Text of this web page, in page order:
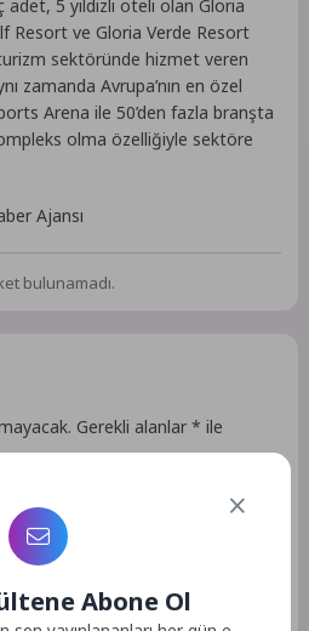
adet, 5 yıldızlı oteli olan Gloria
Resort ve Gloria Verde Resort
turizm sektöründe hizmet veren
zamanda Avrupa’nın en özel
Arena ile 50’den fazla branşta
olma özelliğiyle sektöre
Ajansı
bulunamadı.
Gerekli alanlar* ile
Abone Ol